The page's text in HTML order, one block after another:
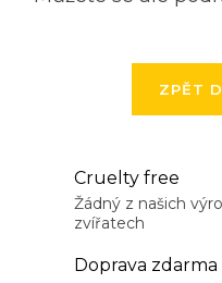
ZPĚT
Cruelty free
Žádný z našich
zvířatech
Doprava zdarma